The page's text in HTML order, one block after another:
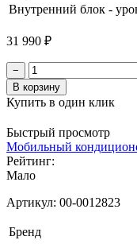
Внутренний блок -
31 990 ₽
−
В корзину
Купить в один клик
Быстрый просмотр
Мобильный
Рейтинг:
Мало
Артикул: 00-0012823
Бренд